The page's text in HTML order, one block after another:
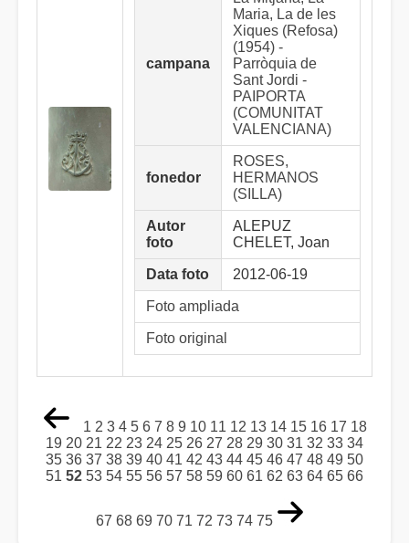
campana
Maria, La de les
Xiques (Refosa)
(1954) -
Parròquia de
Sant Jordi -
PAIPORTA
(COMUNITAT
VALENCIANA)
fonedor
ROSES,
HERMANOS
(SILLA)
Autor
foto
ALEPUZ
CHELET, Joan
Data foto 2012-06-19
Foto ampliada
Foto original
1 2 3 4 5 6 7 8 9 10 11 12 13 14 15 16 17 18
19 20 21 22 23 24 25 26 27 28 29 30 31 32 33 34
35 36 37 38 39 40 41 42 43 44 45 46 47 48 49 50
51 52 53 54 55 56 57 58 59 60 61 62 63 64 65 66
67 68 69 70 71 72 73 74 75